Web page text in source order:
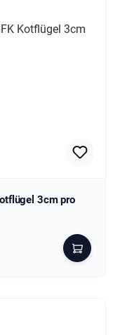
3cm pro